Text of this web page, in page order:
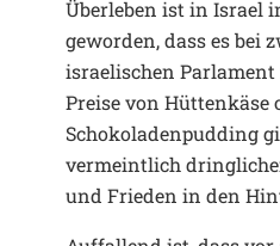
Überleben ist in Israel
geworden, dass es bei
israelischen
Preise von Hüttenkäse
Schokoladenpudding
vermeintlich
und Frieden in den